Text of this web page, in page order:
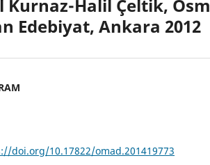
Kurnaz-Halil Çeltik,
Edebiyat, Ankara 2012
doi.org/10.17822/omad.201419773